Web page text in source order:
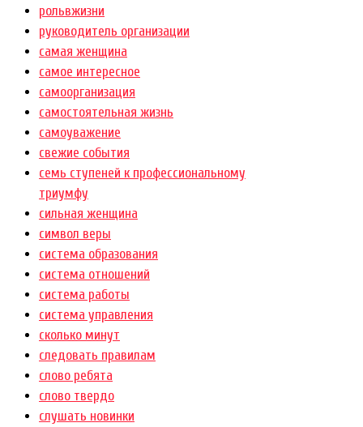
рольвжизни
руководитель организации
самая женщина
самое интересное
самоорганизация
самостоятельная жизнь
самоуважение
свежие события
семь ступеней к профессиональному
триумфу
сильная женщина
символ веры
система образования
система отношений
система работы
система управления
сколько минут
следовать правилам
слово ребята
слово твердо
слушать новинки